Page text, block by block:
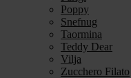
Poppy
Snefnug
Taormina
Teddy Dear
Vilja
Zucchero Filato